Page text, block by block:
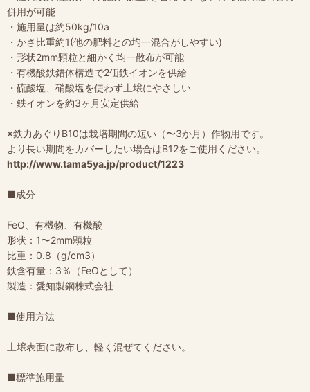
併用が可能
・施用量は約50kg/10a
・かさ比重約1(他の肥料との均一混合がしやすい)
・形状2mm顆粒と細かく均一散布が可能
・有機酸鉄錯体構造で2価鉄イオンを供給
・硫酸塩、硝酸塩を使わず土壌にやさしい
・鉄イオンを約3ヶ月安定供給
※鉄力あぐりB10は栽培期間の短い（〜3か月）作物用です。
より長い期間をカバーしたい場合はB12をご使用ください。
http://www.tama5ya.jp/product/1223
■成分
FeO、有機物、有機酸
形状：1〜2mm顆粒
比重：0.8（g/cm3）
鉄含有量：3％（FeOとして）
製造：愛知製鋼株式会社
■使用方法
土壌表面に散布し、軽く混ぜてください。
■標準施用量